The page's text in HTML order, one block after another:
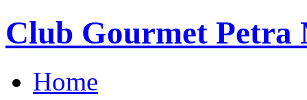
Club Gourmet Petra
Home